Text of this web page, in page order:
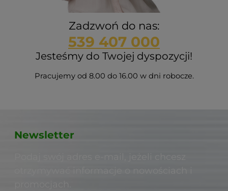
Zadzwoń do nas:
539 407 000
Jesteśmy do Twojej dyspozycji!
Pracujemy od 8.00 do 16.00 w dni robocze.
Newsletter